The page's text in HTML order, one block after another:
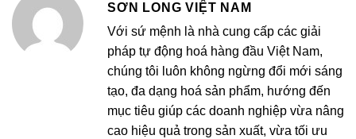
SƠN LONG VIỆT NAM
Với sứ mệnh là nhà cung cấp các giải
pháp tự động hoá hàng đầu Việt Nam,
chúng tôi luôn không ngừng đổi mới sáng
tạo, đa dạng hoá sản phẩm, hướng đến
mục tiêu giúp các doanh nghiệp vừa nâng
cao hiệu quả trong sản xuất, vừa tối ưu